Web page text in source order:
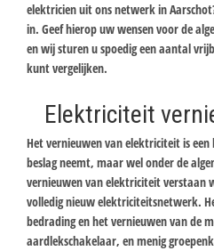
elektricien uit ons netwerk in
in. Geef hierop uw wensen voor de
en wij sturen u spoedig een aantal
kunt vergelijken.
Elektriciteit
Het vernieuwen van elektriciteit is
beslag neemt, maar wel onder de
vernieuwen van elektriciteit verstaan
volledig nieuw elektriciteitsnetwerk.
bedrading en het vernieuwen van de
aardlekschakelaar, en menig